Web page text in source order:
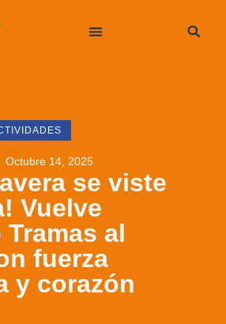
Octubre 14, 2025
se viste
Vuelve
al
fuerza
y corazón